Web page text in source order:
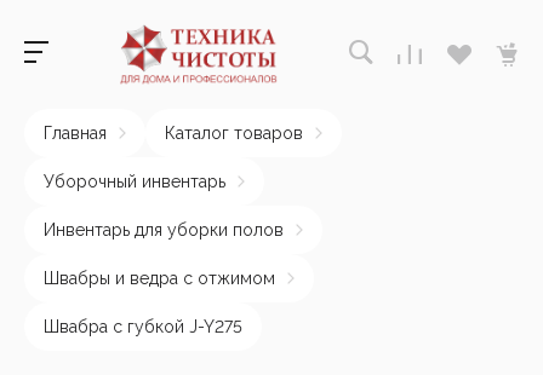
Главная Каталог товаров
Уборочный инвентарь
Инвентарь для уборки полов
Швабры и ведра с отжимом
Швабра с губкой J-Y275